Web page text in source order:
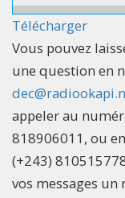
Télécharger
Vous pouvez
une question en
appeler au
818906011, ou
(+243)
vos messages